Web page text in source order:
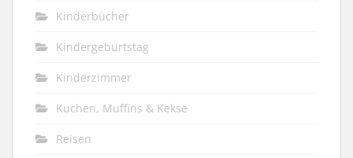
Kinderbücher
Kindergeburtstag
Kinderzimmer
Kuchen, Muffins & Kekse
Reisen